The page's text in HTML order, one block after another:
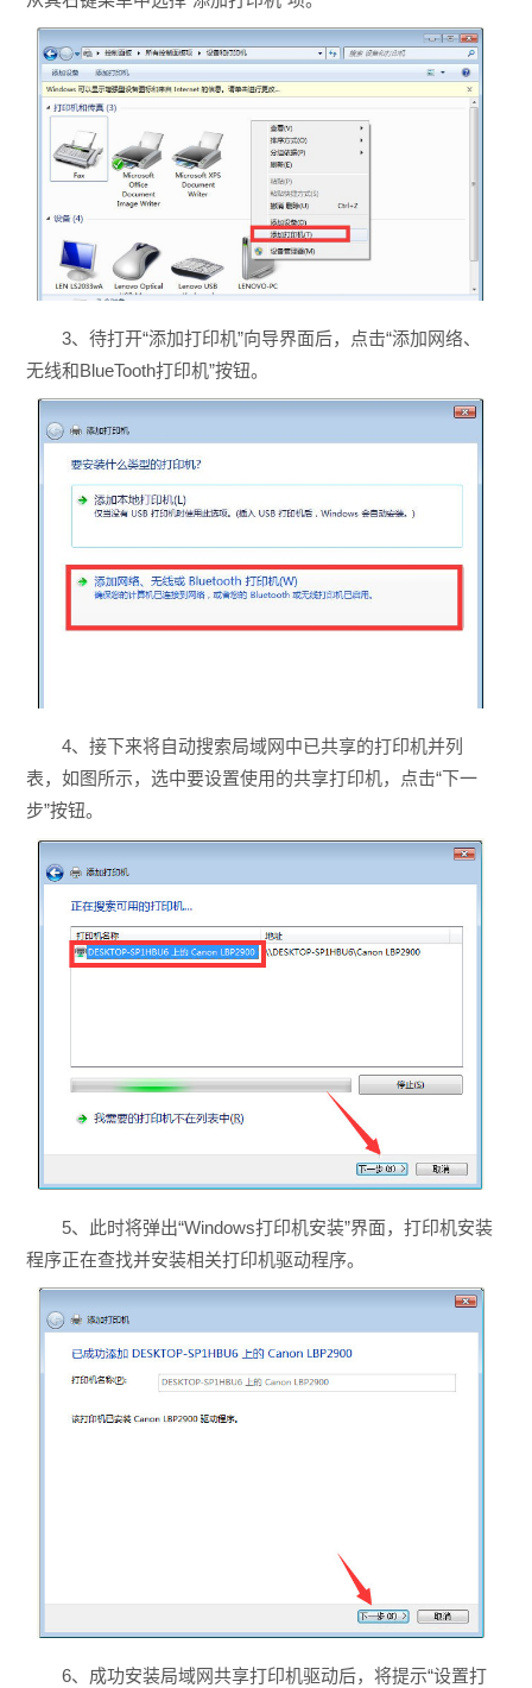
3、待打开“添加打印机”向导界面后，点击“添加网络、
无线和BlueTooth打印机”按钮。
4、接下来将自动搜索局域网中已共享的打印机并列
表，如图所示，选中要设置使用的共享打印机，点击“下一
步”按钮。
5、此时将弹出“Windows打印机安装”界面，打印机安装
程序正在查找并安装相关打印机驱动程序。
6、成功安装局域网共享打印机驱动后，将提示“设置打